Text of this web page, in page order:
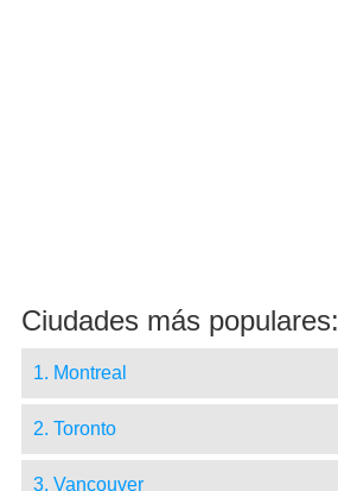
Ciudades más populares:
1. Montreal
2. Toronto
3. Vancouver